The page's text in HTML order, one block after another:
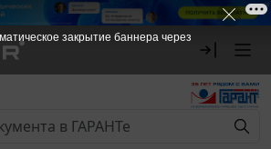
закрытие баннера через